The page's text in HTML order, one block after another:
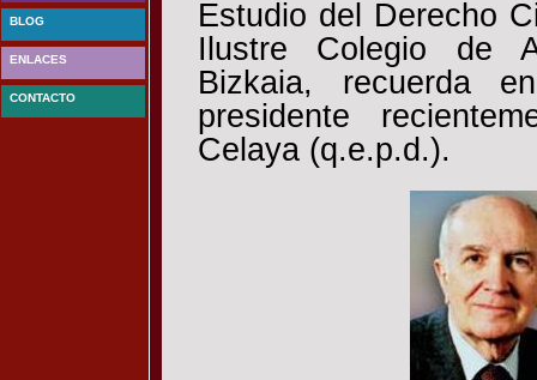
Estudio del Derecho
Ilustre Colegio de
Bizkaia, recuerda
presidente
Celaya (q.e.p.d.).
BLOG
ENLACES
CONTACTO